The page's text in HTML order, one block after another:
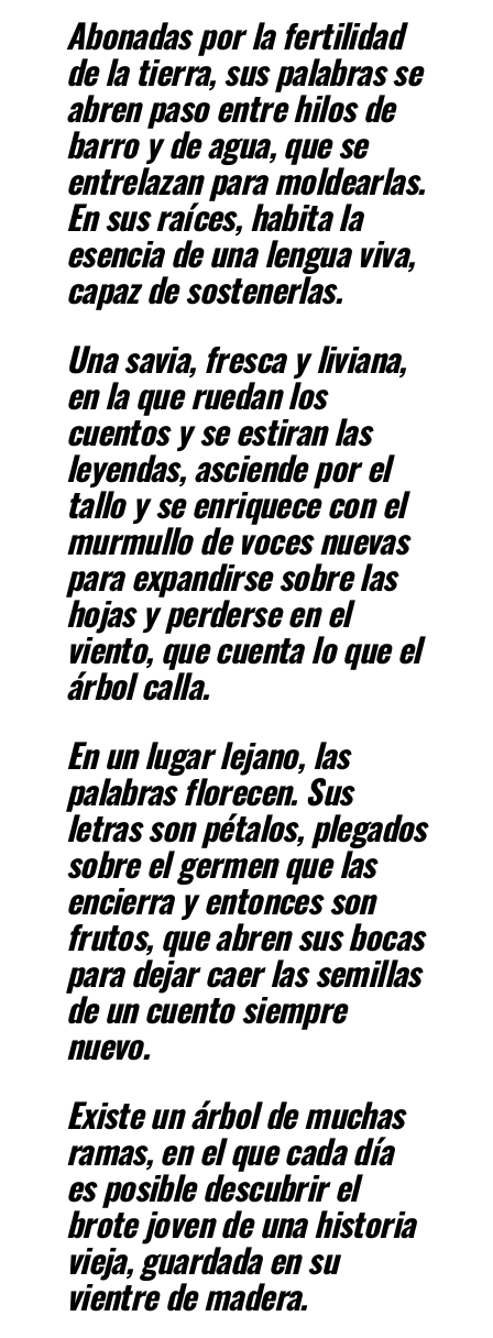
Abonadas por la fertilidad
de la tierra, sus palabras se
abren paso entre hilos de
barro y de agua, que se
entrelazan para moldearlas.
En sus raíces, habita la
esencia de una lengua viva,
capaz de sostenerlas.
Una savia, fresca y liviana,
en la que ruedan los
cuentos y se estiran las
leyendas, asciende por el
tallo y se enriquece con el
murmullo de voces nuevas
para expandirse sobre las
hojas y perderse en el
viento, que cuenta lo que el
árbol calla.
En un lugar lejano, las
palabras florecen. Sus
letras son pétalos, plegados
sobre el germen que las
encierra y entonces son
frutos, que abren sus bocas
para dejar caer las semillas
de un cuento siempre
nuevo.
Existe un árbol de muchas
ramas, en el que cada día
es posible descubrir el
brote joven de una historia
vieja, guardada en su
vientre de madera.